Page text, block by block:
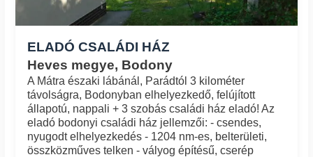
ELADÓ CSALÁDI HÁZ
Heves megye, Bodony
A Mátra északi lábánál, Parádtól 3 kilométer
távolságra, Bodonyban elhelyezkedő, felújított
állapotú, nappali + 3 szobás családi ház eladó! Az
eladó bodonyi családi ház jellemzői: - csendes,
nyugodt elhelyezkedés - 1204 nm-es, belterületi,
összközműves telken - vályog építésű, cserép